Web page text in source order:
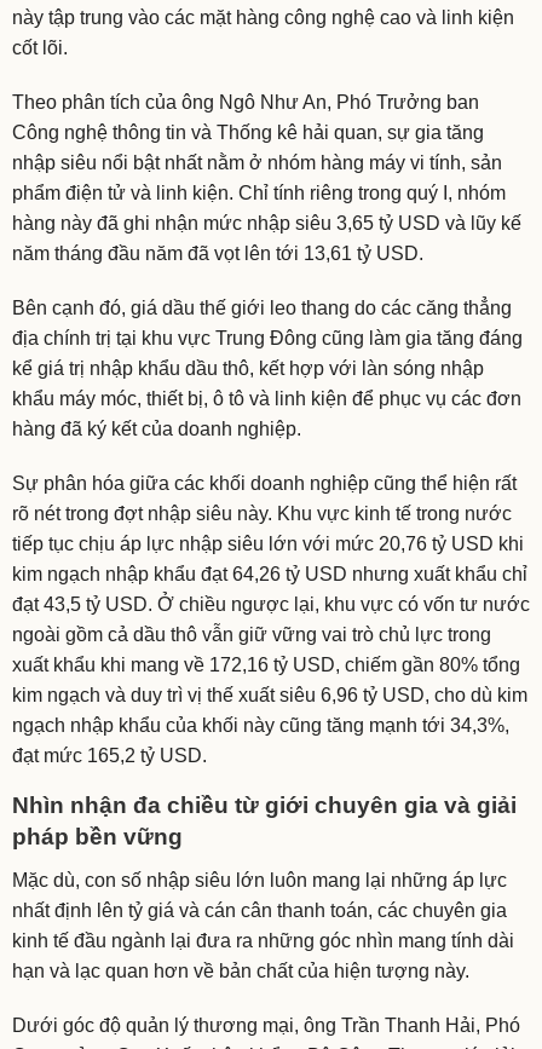
này tập trung vào các mặt hàng công nghệ cao và linh kiện
cốt lõi.
Theo phân tích của ông Ngô Như An, Phó Trưởng ban
Công nghệ thông tin và Thống kê hải quan, sự gia tăng
nhập siêu nổi bật nhất nằm ở nhóm hàng máy vi tính, sản
phẩm điện tử và linh kiện. Chỉ tính riêng trong quý I, nhóm
hàng này đã ghi nhận mức nhập siêu 3,65 tỷ USD và lũy kế
năm tháng đầu năm đã vọt lên tới 13,61 tỷ USD.
Bên cạnh đó, giá dầu thế giới leo thang do các căng thẳng
địa chính trị tại khu vực Trung Đông cũng làm gia tăng đáng
kể giá trị nhập khẩu dầu thô, kết hợp với làn sóng nhập
khẩu máy móc, thiết bị, ô tô và linh kiện để phục vụ các đơn
hàng đã ký kết của doanh nghiệp.
Sự phân hóa giữa các khối doanh nghiệp cũng thể hiện rất
rõ nét trong đợt nhập siêu này. Khu vực kinh tế trong nước
tiếp tục chịu áp lực nhập siêu lớn với mức 20,76 tỷ USD khi
kim ngạch nhập khẩu đạt 64,26 tỷ USD nhưng xuất khẩu chỉ
đạt 43,5 tỷ USD. Ở chiều ngược lại, khu vực có vốn tư nước
ngoài gồm cả dầu thô vẫn giữ vững vai trò chủ lực trong
xuất khẩu khi mang về 172,16 tỷ USD, chiếm gần 80% tổng
kim ngạch và duy trì vị thế xuất siêu 6,96 tỷ USD, cho dù kim
ngạch nhập khẩu của khối này cũng tăng mạnh tới 34,3%,
đạt mức 165,2 tỷ USD.
Nhìn nhận đa chiều từ giới chuyên gia và giải
pháp bền vững
Mặc dù, con số nhập siêu lớn luôn mang lại những áp lực
nhất định lên tỷ giá và cán cân thanh toán, các chuyên gia
kinh tế đầu ngành lại đưa ra những góc nhìn mang tính dài
hạn và lạc quan hơn về bản chất của hiện tượng này.
Dưới góc độ quản lý thương mại, ông Trần Thanh Hải, Phó